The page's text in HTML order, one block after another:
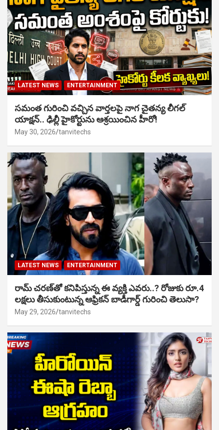
LATEST NEWS ENTERTAINMENT
సమంత గురించి వచ్చిన వార్తలపై నాగ చైతన్య లీగల్
యాక్షన్.. ఢిల్లీ హైకోర్టును ఆశ్రయించిన హీరో!
May 30, 2026 tanvitechs
LATEST NEWS ENTERTAINMENT
రామ్ చరణ్‌తో కనిపిస్తున్న ఈ వ్యక్తి ఎవరు..? రోజుకు రూ.4
లక్షలు తీసుకుంటున్న ఆఫ్రికన్ బాడీగార్డ్ గురించి తెలుసా?
May 29, 2026 tanvitechs